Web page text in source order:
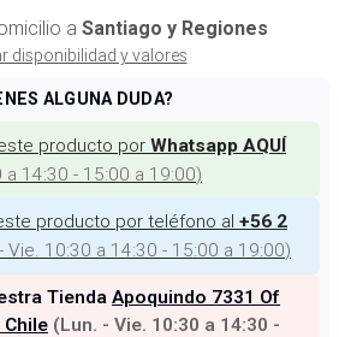
a Santiago y Regiones
disponibilidad y valores
ALGUNA DUDA?
producto por Whatsapp AQUÍ
a 14:30 - 15:00 a 19:00)
producto por teléfono al +56 2
Vie. 10:30 a 14:30 - 15:00 a 19:00)
Tienda Apoquindo 7331 Of
(Lun. - Vie. 10:30 a 14:30 -